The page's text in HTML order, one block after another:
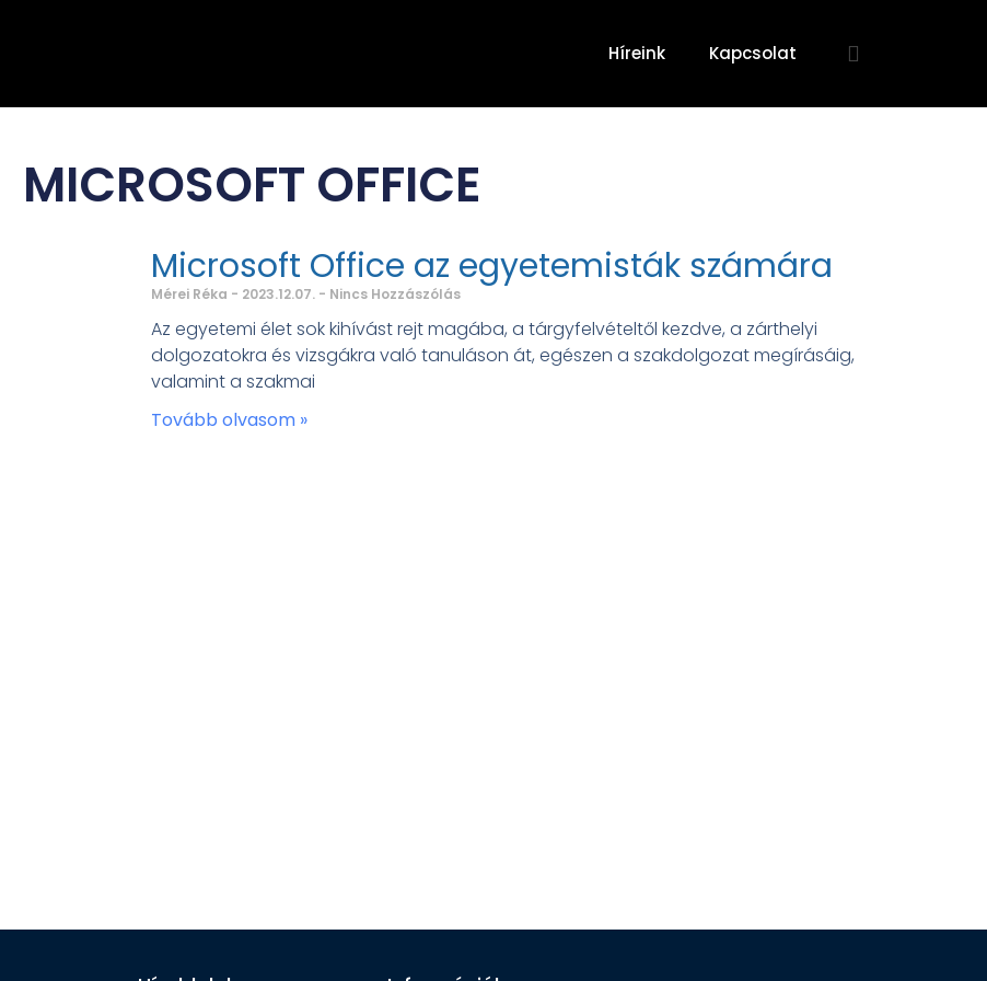
Híreink Kapcsolat
MICROSOFT OFFICE
Microsoft Office az egyetemisták számára
Mérei Réka 2023.12.07. Nincs Hozzászólás
Az egyetemi élet sok kihívást rejt magába, a tárgyfelvételtől kezdve, a zárthelyi
dolgozatokra és vizsgákra való tanuláson át, egészen a szakdolgozat megírásáig,
valamint a szakmai
Tovább olvasom »